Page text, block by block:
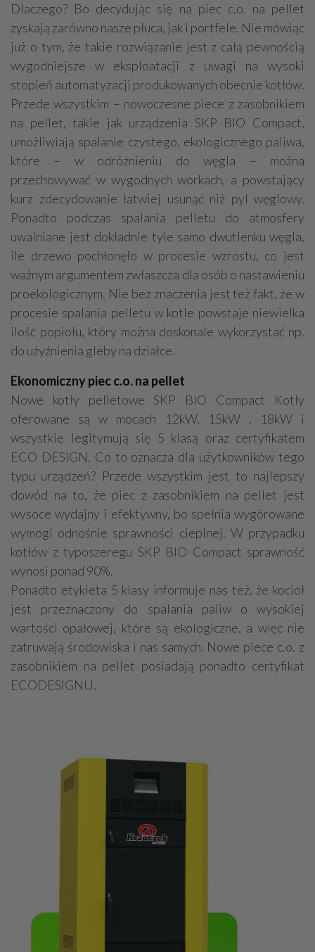
Dlaczego? Bo decydując się na piec c.o. na pellet
zyskają zarówno nasze płuca, jak i portfele. Nie mówiąc
już o tym, że takie rozwiązanie jest z całą pewnością
wygodniejsze w eksploatacji z uwagi na wysoki
stopień automatyzacji produkowanych obecnie kotłów.
Przede wszystkim – nowoczesne piece z zasobnikiem
na pellet, takie jak urządzenia SKP BIO Compact,
umożliwiają spalanie czystego, ekologicznego paliwa,
które – w odróżnieniu do węgla – można
przechowywać w wygodnych workach, a powstający
kurz zdecydowanie łatwiej usunąć niż pyl węglowy.
Ponadto podczas spalania pelletu do atmosfery
uwalniane jest dokładnie tyle samo dwutlenku węgla,
ile drzewo pochłonęło w procesie wzrostu, co jest
ważnym argumentem zwłaszcza dla osób o nastawieniu
proekologicznym. Nie bez znaczenia jest też fakt, że w
procesie spalania pelletu w kotle powstaje niewielka
ilość popiołu, który można doskonale wykorzystać np.
do użyźnienia gleby na działce.
Ekonomiczny piec c.o. na pellet
Nowe kotły pelletowe SKP BIO Compact Kotły
oferowane są w mocach 12kW, 15kW , 18kW i
wszystkie legitymują się 5 klasą oraz certyfikatem
ECO DESIGN. Co to oznacza dla użytkowników tego
typu urządzeń? Przede wszystkim jest to najlepszy
dowód na to, że piec z zasobnikiem na pellet jest
wysoce wydajny i efektywny, bo spełnia wygórowane
wymogi odnośnie sprawności cieplnej. W przypadku
kotłów z typoszeregu SKP BIO Compact sprawność
wynosi ponad 90%.
Ponadto etykieta 5 klasy informuje nas też, że kocioł
jest przeznaczony do spalania paliw o wysokiej
wartości opałowej, które są ekologiczne, a więc nie
zatruwają środowiska i nas samych. Nowe piece c.o. z
zasobnikiem na pellet posiadają ponadto certyfikat
ECODESIGNU.